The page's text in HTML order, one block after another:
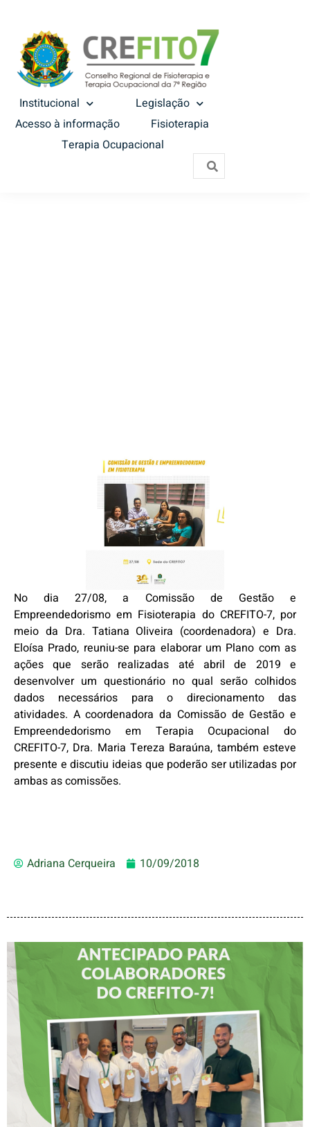
Institucional
Legislação
Acesso à informação
Fisioterapia
Terapia Ocupacional
No dia 27/08, a Comissão de Gestão e
Empreendedorismo em Fisioterapia do CREFITO-7, por
meio da Dra. Tatiana Oliveira (coordenadora) e Dra.
Eloísa Prado, reuniu-se para elaborar um Plano com as
ações que serão realizadas até abril de 2019 e
desenvolver um questionário no qual serão colhidos
dados necessários para o direcionamento das
atividades. A coordenadora da Comissão de Gestão e
Empreendedorismo em Terapia Ocupacional do
CREFITO-7, Dra. Maria Tereza Baraúna, também esteve
presente e discutiu ideias que poderão ser utilizadas por
ambas as comissões.
Adriana Cerqueira 10/09/2018
DIA DOS PAIS É
ANTECIPADO PARA
COLABORADORES DO
CREFITO-7